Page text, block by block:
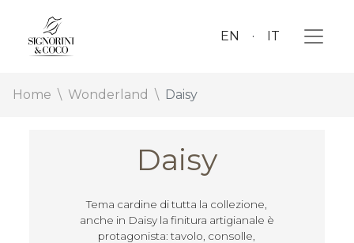
EN IT
Home Wonderland Daisy
Daisy
Tema cardine di tutta la collezione,
anche in Daisy la finitura artigianale è
protagonista: tavolo, consolle,